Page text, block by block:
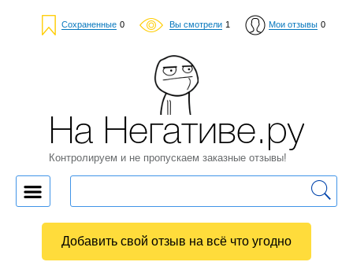
Сохраненные 0 Вы смотрели 1 Мои отзывы 0
На Негативе.ру
Контролируем и не пропускаем заказные отзывы!
Добавить свой отзыв на всё что угодно